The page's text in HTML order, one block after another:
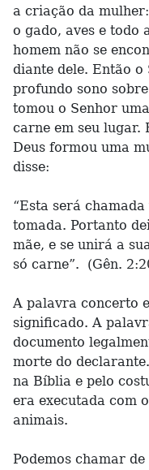
a criação da
o gado, aves e todo
homem não se
diante dele. Então o
profundo sono
tomou o Senhor
carne em seu lugar.
Deus formou uma
disse:
“Esta será
tomada. Portanto
mãe, e se unirá a
só carne”. (Gên.
A palavra concerto
significado. A
documento
morte do
na Bíblia e pelo
era executada com
animais.
Podemos chamar